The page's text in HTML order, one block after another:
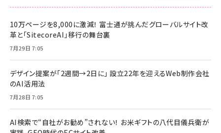
10万ページを8,000に激減！ 富士通が挑んだグローバルサイト改
革と「SitecoreAI」移行の舞台裏
7月29日 7:05
デザイン提案が「2週間→2日に」 設立22年を迎えるWeb制作会社
のAI活用法
7月28日 7:05
AI検索で“自社がお勧め”されない！ お米ギフトの八代目儀兵衛が